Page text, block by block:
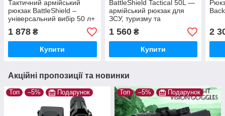
Тактичний армійський
рюкзак BattleShield –
універсальний вибір 50 л+
подарунок
1 878 ₴
Купити
BattleShield Tactical 50L —
армійський рюкзак для
ЗСУ, туризму та
виживання + подарунок
1 560₴
Купити
2
Акційні пропозиції та новинки
Топ –5% Подарунок Топ –5% Подарунок